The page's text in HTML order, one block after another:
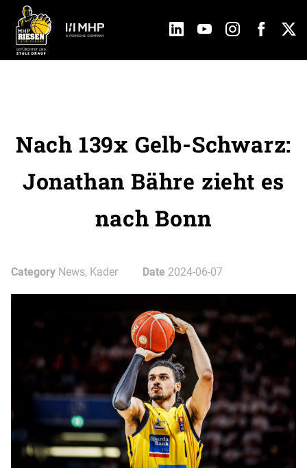
Nach 139x Gelb-Schwarz:
Jonathan Bähre zieht es
nach Bonn
Category News, Kader Date 2024-06-07